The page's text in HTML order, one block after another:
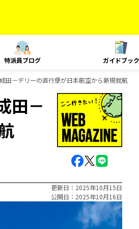
特派員ブログ ガイドブック
田－デリーの直行便が日本航空から新規就航
田－
更新日
2025年10月15日
公開日
2025年10月16日